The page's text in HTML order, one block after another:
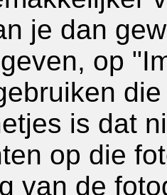
je dan
op
is dat
op die
van de